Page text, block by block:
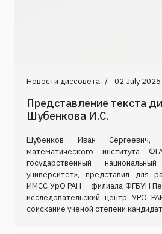
Новости диссовета 02 July 2026
Представление текста
Шубенкова И.С.
Шубенков Иван Сергеевич,
математического института
государственный
университет», представил для
ИМСС УрО РАН – филиала ФГБУН
исследовательский центр УРО
соискание ученой степени